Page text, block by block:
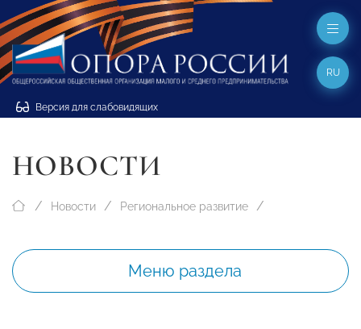
Версия для слабовидящих
RU
НОВОСТИ
Новости Региональное развитие
Меню раздела